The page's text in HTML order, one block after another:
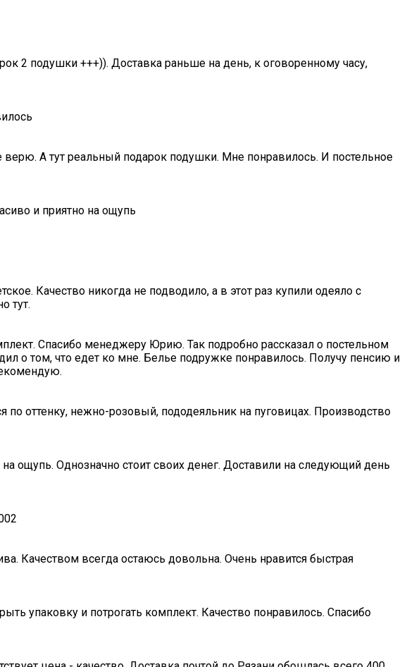
2 подушки +++)). Доставка раньше на день, к оговоренному часу,
А тут реальный подарок подушки. Мне понравилось. И постельное
и приятно на ощупь
Качество никогда не подводило, а в этот раз купили одеяло с
тут.
Спасибо менеджеру Юрию. Так подробно рассказал о постельном
о том, что едет ко мне. Белье подружке понравилось. Получу пенсию и
оттенку, нежно-розовый, пододеяльник на пуговицах. Производство
ощупь. Однозначно стоит своих денег. Доставили на следующий день
Качеством всегда остаюсь довольна. Очень нравится быстрая
упаковку и потрогать комплект. Качество понравилось. Спасибо